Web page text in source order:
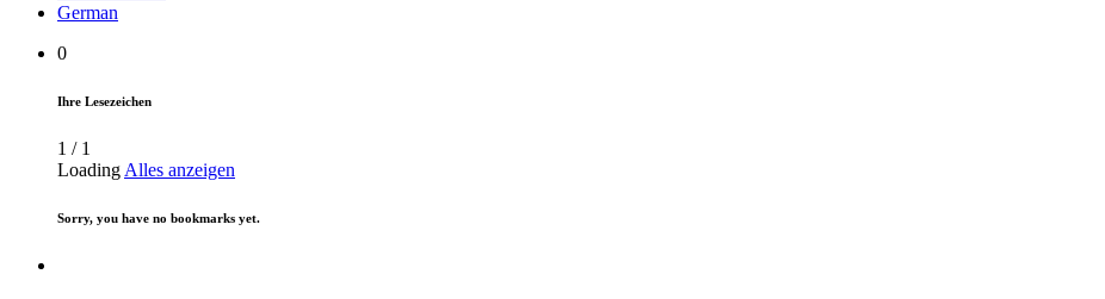
German
0
Ihre Lesezeichen
1 / 1
Loading Alles anzeigen
Sorry, you have no bookmarks yet.